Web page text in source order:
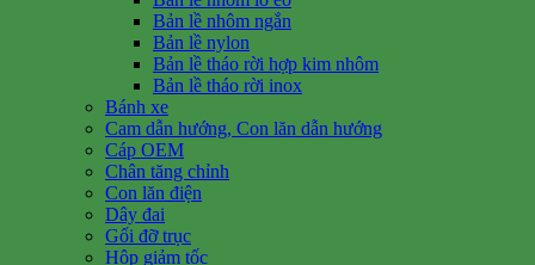
Bản lề nhôm ngắn
Bản lề nylon
Bản lề tháo rời hợp kim nhôm
Bản lề tháo rời inox
Bánh xe
Cam dẫn hướng, Con lăn dẫn hướng
Cáp OEM
Chân tăng chỉnh
Con lăn điện
Dây đai
Gối đỡ trục
Hộp giảm tốc